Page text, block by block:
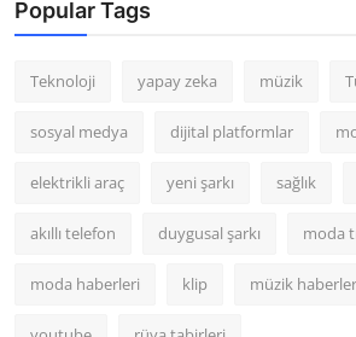
Popular Tags
Teknoloji yapay zeka müzik
sosyal medya dijital platformlar
elektrikli araç yeni şarkı sağlık
akıllı telefon duygusal şarkı moda
moda haberleri klip müzik